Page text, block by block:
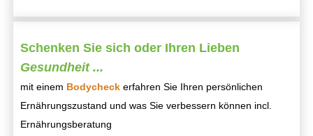
Schenken Sie sich oder Ihren Lieben
Gesundheit ...
mit einem Bodycheck erfahren Sie Ihren persönlichen
Ernährungszustand und was Sie verbessern können incl.
Ernährungsberatung